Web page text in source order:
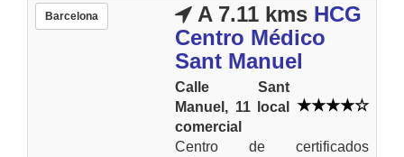
Barcelona A 7.11 kms HCG
Centro Médico
Sant Manuel
Calle Sant
Manuel, 11 local
comercial
Centro de certificados